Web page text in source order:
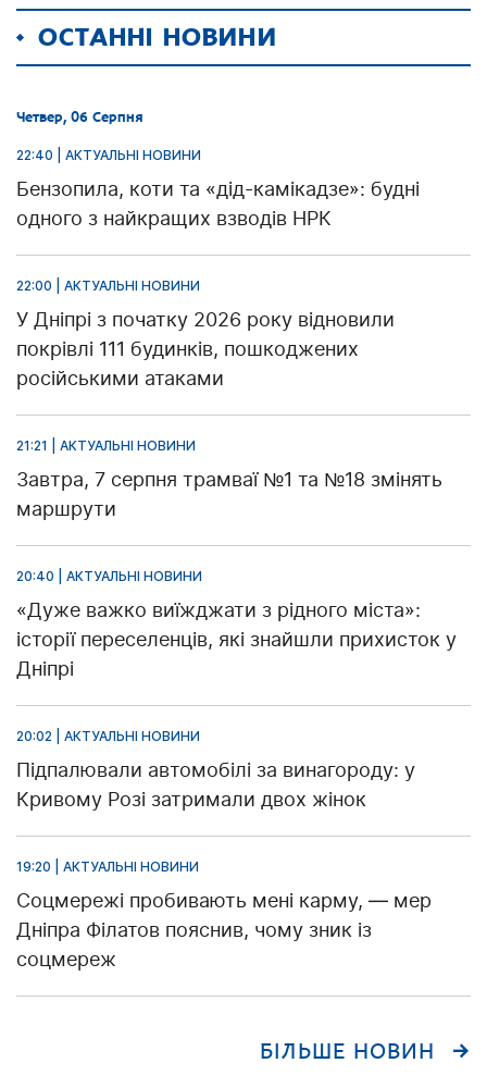
ОСТАННІ НОВИНИ
Четвер, 06 Серпня
22:40 | АКТУАЛЬНІ НОВИНИ
Бензопила, коти та «дід-камікадзе»: будні
одного з найкращих взводів НРК
22:00 | АКТУАЛЬНІ НОВИНИ
У Дніпрі з початку 2026 року відновили
покрівлі 111 будинків, пошкоджених
російськими атаками
21:21 | АКТУАЛЬНІ НОВИНИ
Завтра, 7 серпня трамваї №1 та №18 змінять
маршрути
20:40 | АКТУАЛЬНІ НОВИНИ
«Дуже важко виїжджати з рідного міста»:
історії переселенців, які знайшли прихисток у
Дніпрі
20:02 | АКТУАЛЬНІ НОВИНИ
Підпалювали автомобілі за винагороду: у
Кривому Розі затримали двох жінок
19:20 | АКТУАЛЬНІ НОВИНИ
Соцмережі пробивають мені карму, — мер
Дніпра Філатов пояснив, чому зник із
соцмереж
БІЛЬШЕ НОВИН